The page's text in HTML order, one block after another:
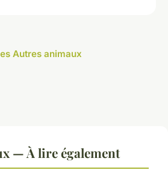
Autres animaux
— À lire également